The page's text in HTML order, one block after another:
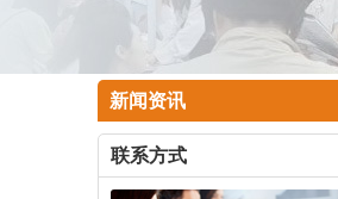
新闻资讯
联系方式